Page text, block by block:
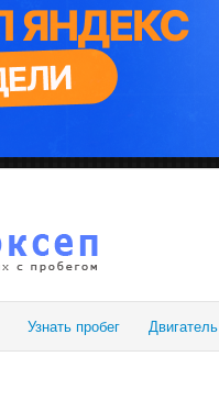
Узнать пробег Двигатель